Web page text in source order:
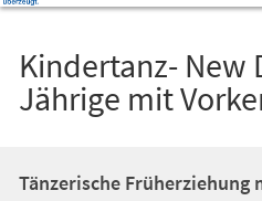
Kindertanz- New
Jährige mit
Tänzerische Früherziehung